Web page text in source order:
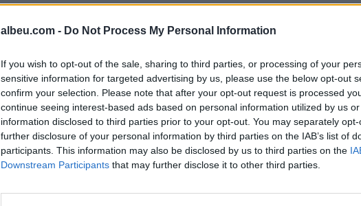
albeu.com - Do Not Process My Personal Information
If you wish to opt-out of the sale, sharing to third parties, or processing of your
sensitive information for targeted advertising by us, please use the below opt-out
confirm your selection. Please note that after your opt-out request is processed
continue seeing interest-based ads based on personal information utilized by us
information disclosed to third parties prior to your opt-out. You may separately
further disclosure of your personal information by third parties on the IAB’s list of
participants. This information may also be disclosed by us to third parties on the
Downstream Participants that may further disclose it to other third parties.